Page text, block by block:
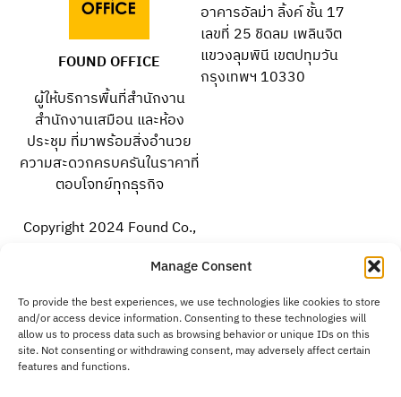
Manage Consent
To provide the best experiences, we use technologies like cookies to store
and/or access device information. Consenting to these technologies will
allow us to process data such as browsing behavior or unique IDs on this
site. Not consenting or withdrawing consent, may adversely affect certain
features and functions.
FOUND OFFICE
ผู้ให้บริการพื้นที่สำนักงาน
สำนักงานเสมือน และห้อง
ประชุม ที่มาพร้อมสิ่งอำนวย
ความสะดวกครบครันในราคาที่
ตอบโจทย์ทุกธุรกิจ
Copyright 2024 Found Co.,
อาคารอัลม่า ลิ้งค์ ชั้น 17
เลขที่ 25 ชิดลม เพลินจิต
แขวงลุมพินี เขตปทุมวัน
กรุงเทพฯ 10330
facebook.com/foundoffice
instagram.com/foundoffice